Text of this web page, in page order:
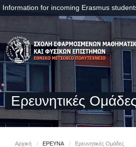
Information for incoming Erasmus
Ερευνητικές Ομάδες
Αρχική / ΕΡΕΥΝΑ / Ερευνητικές Ομάδες